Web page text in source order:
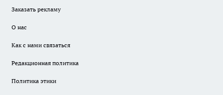
Заказать рекламу
О нас
Как с нами связаться
Редакционная политика
Политика этики